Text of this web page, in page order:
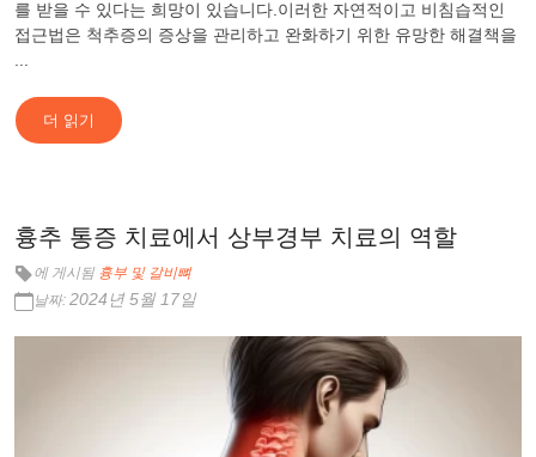
를 받을 수 있다는 희망이 있습니다.이러한 자연적이고 비침습적인
접근법은 척추증의 증상을 관리하고 완화하기 위한 유망한 해결책을
더 읽기
흉추 통증 치료에서 상부경부 치료의 역할
에 게시됨 흉부 및 갈비뼈
날짜: 2024년 5월 17일